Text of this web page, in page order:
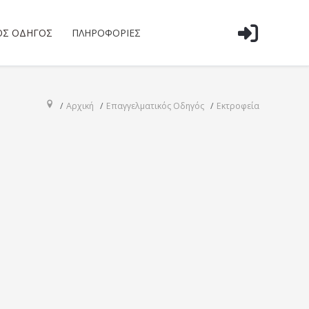
ΟΔΗΓΌΣ ΠΛΗΡΟΦΟΡΊΕΣ
Αρχική Επαγγελματικός Οδηγός Εκτροφεία